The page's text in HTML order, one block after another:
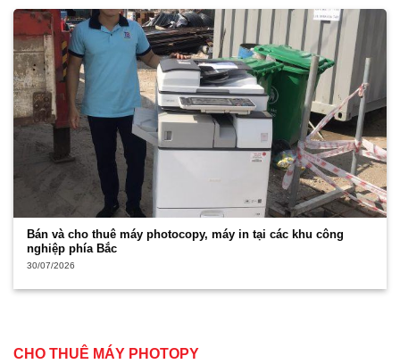
Bán và cho thuê máy photocopy, máy in tại các khu công
nghiệp phía Bắc
30/07/2026
CHO THUÊ MÁY PHOTOPY